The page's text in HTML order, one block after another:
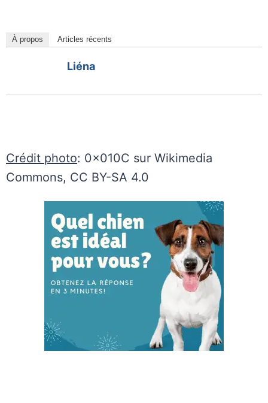
À propos Articles récents
Liéna
Crédit photo: 0x010C sur Wikimedia
Commons, CC BY-SA 4.0